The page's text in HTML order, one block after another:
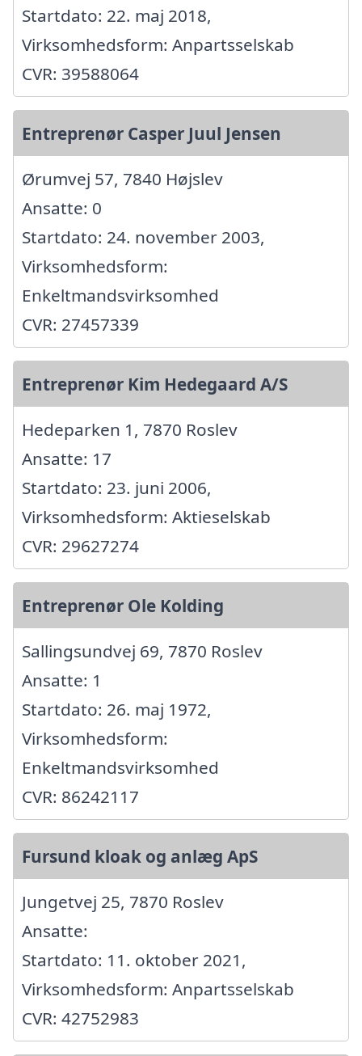
Startdato: 22. maj 2018,
Virksomhedsform: Anpartsselskab
CVR: 39588064
Entreprenør Casper Juul Jensen
Ørumvej 57, 7840 Højslev
Ansatte: 0
Startdato: 24. november 2003,
Virksomhedsform:
Enkeltmandsvirksomhed
CVR: 27457339
Entreprenør Kim Hedegaard A/S
Hedeparken 1, 7870 Roslev
Ansatte: 17
Startdato: 23. juni 2006,
Virksomhedsform: Aktieselskab
CVR: 29627274
Entreprenør Ole Kolding
Sallingsundvej 69, 7870 Roslev
Ansatte: 1
Startdato: 26. maj 1972,
Virksomhedsform:
Enkeltmandsvirksomhed
CVR: 86242117
Fursund kloak og anlæg ApS
Jungetvej 25, 7870 Roslev
Ansatte:
Startdato: 11. oktober 2021,
Virksomhedsform: Anpartsselskab
CVR: 42752983